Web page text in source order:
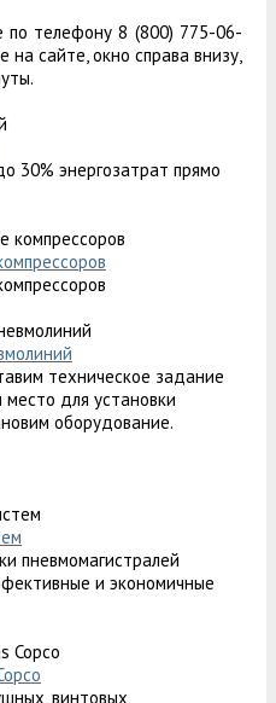
по телефону 8 (800) 775-06-
на сайте, окно справа внизу,
30% энергозатрат прямо
техническое задание
для установки
оборудование.
пневмомагистралей
и экономичные
винтовых